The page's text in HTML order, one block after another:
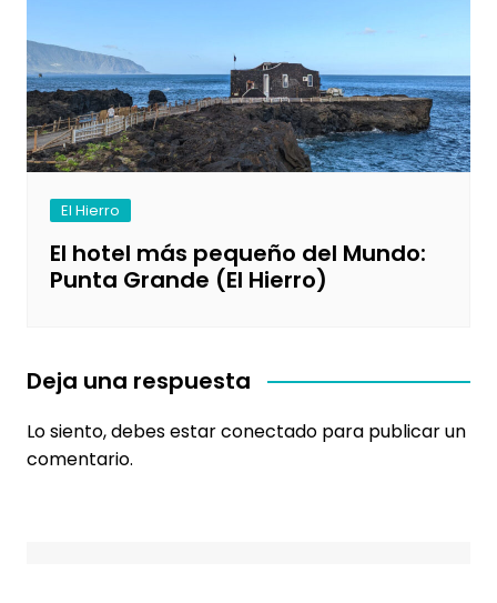
El Hierro
El hotel más pequeño del Mundo:
Punta Grande (El Hierro)
Deja una respuesta
Lo siento, debes estarconectadopara publicar un
comentario.